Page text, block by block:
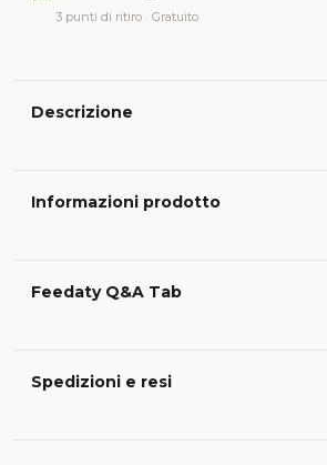
3 punti di ritiro · Gratuito
Descrizione
Informazioni prodotto
Feedaty Q&A Tab
Spedizioni e resi